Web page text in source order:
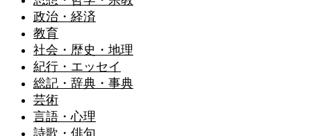
政治・経済
教育
社会・歴史・地理
紀行・エッセイ
総記・辞典・事典
芸術
言語・心理
詩歌・俳句